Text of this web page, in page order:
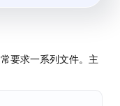
要求一系列文件。主